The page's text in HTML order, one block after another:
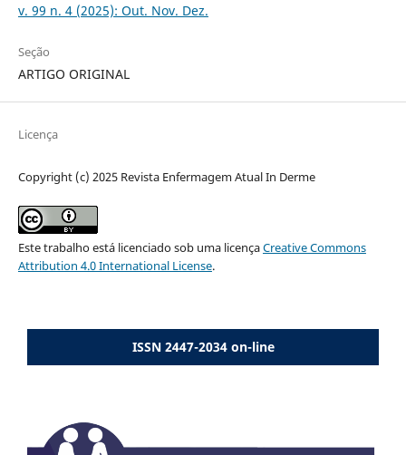
v. 99 n. 4 (2025): Out. Nov. Dez.
Seção
ARTIGO ORIGINAL
Licença
Copyright (c) 2025 Revista Enfermagem Atual In Derme
Este trabalho está licenciado sob uma licençaCreative Commons
Attribution 4.0 International License.
ISSN 2447-2034 on-line